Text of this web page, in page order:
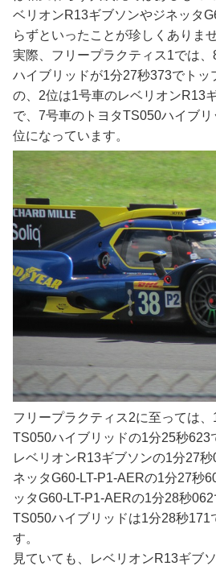
ベリオンR13ギブソンやジネッタ
らずといったことが珍しくありませ
実際、フリープラクティス1では
ハイブリッドが1分27秒373でトッ
の、2位は1号車のレベリオンR13
で、7号車のトヨタTS050ハイブ
位になっています。
フリープラクティス2に至っては
TS050ハイブリッドの1分25秒623
レベリオンR13ギブソンの1分27
ネッタG60-LT-P1-AERの1分27秒
ッタG60-LT-P1-AERの1分28秒
TS050ハイブリッドは1分28秒171
す。
見ていても、レベリオンR13ギブ